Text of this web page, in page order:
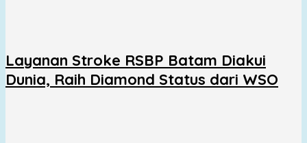
Layanan Stroke RSBP Batam Diakui
Dunia, Raih Diamond Status dari WSO